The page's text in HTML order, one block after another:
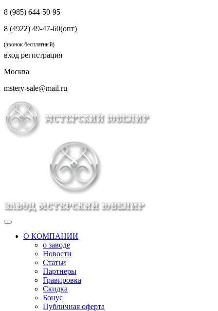
8 (985) 644-50-95
8 (4922) 49-47-60(опт)
(звонок бесплатный)
вход регистрация
Москва
mstery-sale@mail.ru
О КОМПАНИИ
о заводе
Новости
Статьи
Партнеры
Гравировка
Скидка
Бонус
Публичная оферта